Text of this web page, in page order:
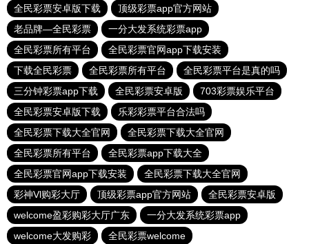
全民彩票安卓版下载
顶级彩票app官方网站
老品牌—全民彩票
一分大发系统彩票app
全民彩票所有平台
全民彩票官网app下载安装
下载全民彩票
全民彩票所有平台
全民彩票平台是真的吗
三分钟彩票app下载
全民彩票安卓版
703彩票娱乐平台
全民彩票安卓版下载
乐彩彩票平台合法吗
全民彩票下载大全官网
全民彩票下载大全官网
全民彩票所有平台
全民彩票app下载大全
全民彩票官网app下载安装
全民彩票下载大全官网
彩神Vl购彩大厅
顶级彩票app官方网站
全民彩票安卓版
welcome盈彩购彩大厅广东
一分大发系统彩票app
welcome大发购彩
全民彩票welcome